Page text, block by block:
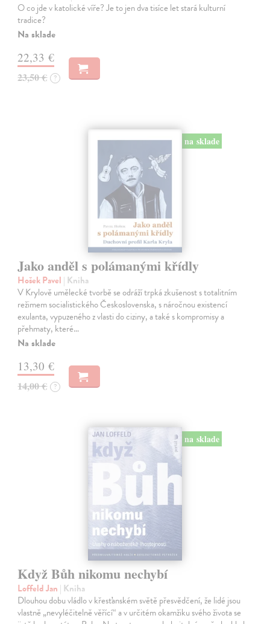
O co jde v katolické víře? Je to jen dva tisíce let stará kulturní
tradice?
Na sklade
22,33 €
23,50 € ?
na sklade
Jako anděl s polámanými křídly
Hošek Pavel | Kniha
V Krylově umělecké tvorbě se odráží trpká zkušenost s totalitním
režimem socialistického Československa, s náročnou existencí
exulanta, vypuzeného z vlasti do ciziny, a také s kompromisy a
přehmaty, které…
Na sklade
13,30 €
14,00 € ?
na sklade
Když Bůh nikomu nechybí
Loffeld Jan | Kniha
Dlouhou dobu vládlo v křesťanském světě přesvědčení, že lidé jsou
vlastně „nevyléčitelně věřící“ a v určitém okamžiku svého života se